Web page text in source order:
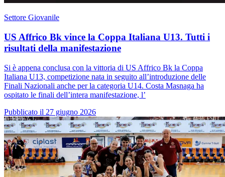
Settore Giovanile
US Affrico Bk vince la Coppa Italiana U13. Tutti i
risultati della manifestazione
Si è appena conclusa con la vittoria di US Affrico Bk la Coppa
Italiana U13, competizione nata in seguito all’introduzione delle
Finali Nazionali anche per la categoria U14. Costa Masnaga ha
ospitato le finali dell’intera manifestazione, l’
Pubblicato il 27 giugno 2026